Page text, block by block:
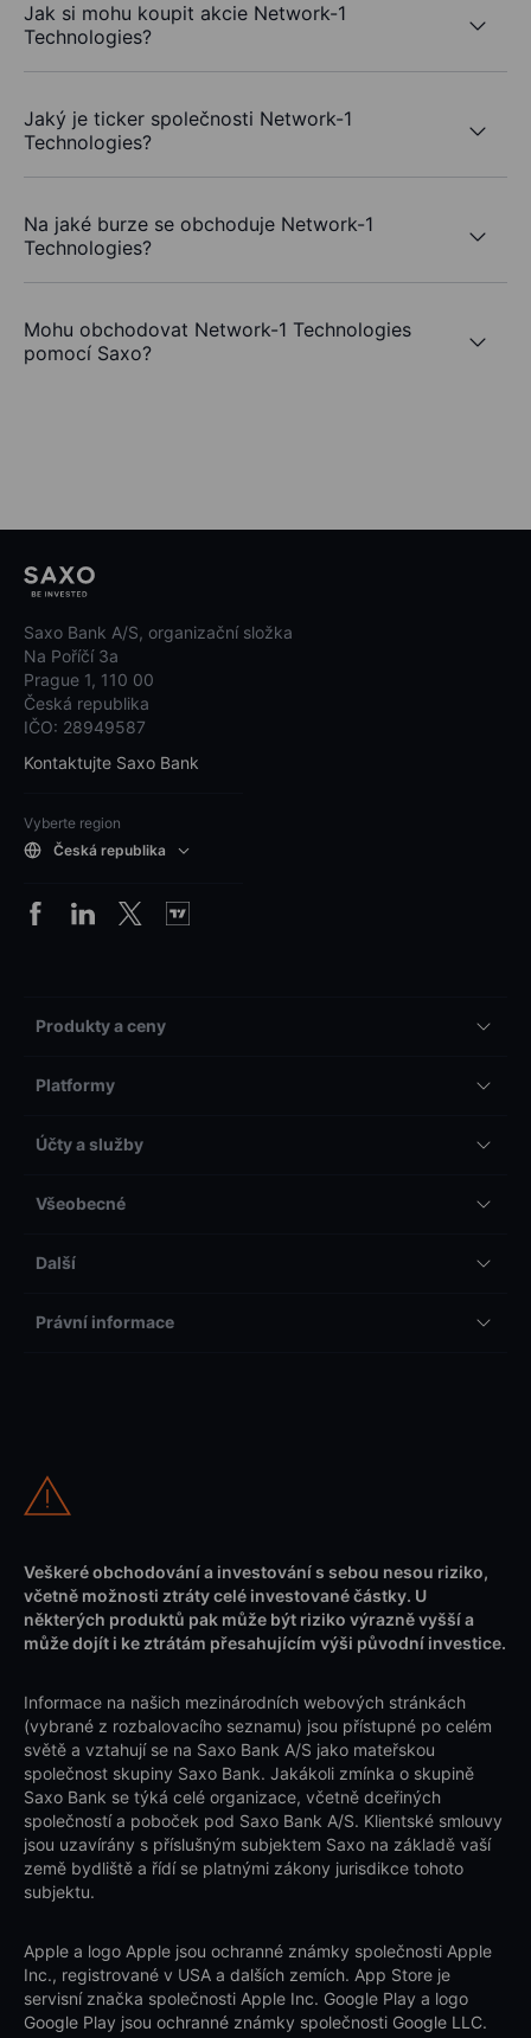
Jak si mohu koupit akcie Network-1
Technologies?
Jaký je ticker společnosti Network-1
Technologies?
Na jaké burze se obchoduje Network-1
Technologies?
Mohu obchodovat Network-1 Technologies
pomocí Saxo?
Saxo Bank A/S, organizační složka
Na Poříčí 3a
Prague 1, 110 00
Česká republika
IČO: 28949587
Kontaktujte Saxo Bank
Vyberte region
Česká republika
Produkty a ceny
Platformy
Účty a služby
Všeobecné
Další
Právní informace
Veškeré obchodování a investování s sebou nesou riziko,
včetně možnosti ztráty celé investované částky. U
některých produktů pak může být riziko výrazně vyšší a
může dojít i ke ztrátám přesahujícím výši původní investice.
Informace na našich mezinárodních webových stránkách
(vybrané z rozbalovacího seznamu) jsou přístupné po celém
světě a vztahují se na Saxo Bank A/S jako mateřskou
společnost skupiny Saxo Bank. Jakákoli zmínka o skupině
Saxo Bank se týká celé organizace, včetně dceřiných
společností a poboček pod Saxo Bank A/S. Klientské smlouvy
jsou uzavírány s příslušným subjektem Saxo na základě vaší
země bydliště a řídí se platnými zákony jurisdikce tohoto
subjektu.
Apple a logo Apple jsou ochranné známky společnosti Apple
Inc., registrované v USA a dalších zemích. App Store je
servisní značka společnosti Apple Inc. Google Play a logo
Google Play jsou ochranné známky společnosti Google LLC.